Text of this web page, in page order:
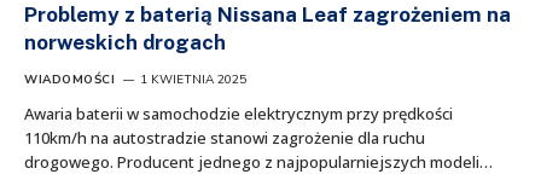
Problemy z baterią Nissana Leaf zagrożeniem na
norweskich drogach
WIADOMOŚCI 1 KWIETNIA 2025
Awaria baterii w samochodzie elektrycznym przy prędkości
110km/h na autostradzie stanowi zagrożenie dla ruchu
drogowego. Producent jednego z najpopularniejszych modeli…